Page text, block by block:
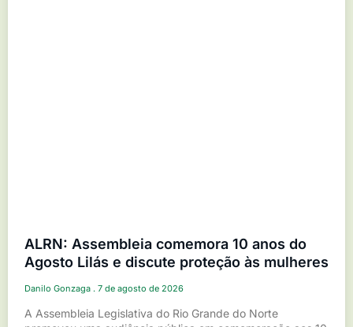
ALRN: Assembleia comemora 10 anos do
Agosto Lilás e discute proteção às mulheres
Danilo Gonzaga 7 de agosto de 2026
A Assembleia Legislativa do Rio Grande do Norte